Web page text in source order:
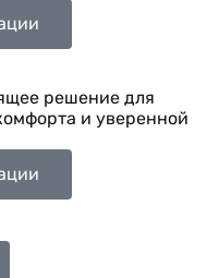
решение для
и уверенной